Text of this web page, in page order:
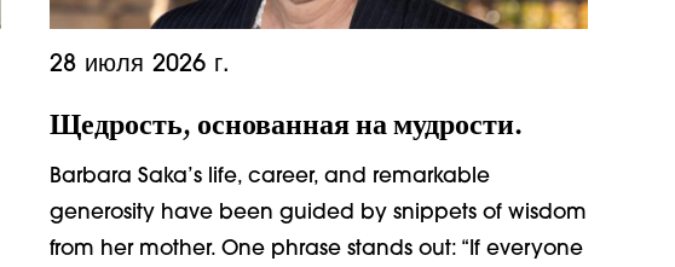
28 июля 2026 г.
Щедрость, основанная на мудрости.
Barbara Saka’s life, career, and remarkable
generosity have been guided by snippets of wisdom
from her mother. One phrase stands out: “If everyone